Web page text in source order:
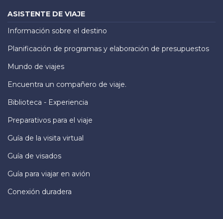
ASISTENTE DE VIAJE
Información sobre el destino
Planificación de programas y elaboración de presupuestos
Mundo de viajes
Encuentra un compañero de viaje.
Biblioteca - Experiencia
Preparativos para el viaje
Guía de la visita virtual
Guía de visados
Guía para viajar en avión
Conexión duradera